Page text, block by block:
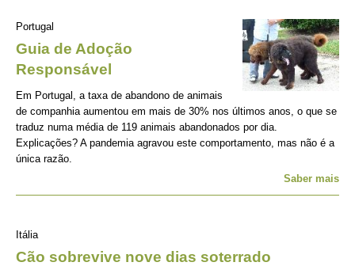
Portugal
Guia de Adoção
Responsável
Em Portugal, a taxa de abandono de animais
de companhia aumentou em mais de 30% nos últimos anos, o que se
traduz numa média de 119 animais abandonados por dia.
Explicações? A pandemia agravou este comportamento, mas não é a
única razão.
Saber mais
Itália
Cão sobrevive nove dias soterrado